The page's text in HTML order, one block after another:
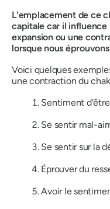
L'emplacement de ce
capitale car il
expansion ou une
lorsque nous
Voici quelques
une contraction du
Sentiment
Se sentir mal-
Se sentir sur la
Éprouver du
Avoir le